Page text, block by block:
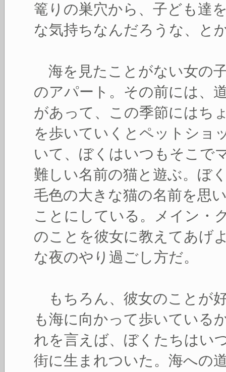
篭りの巣穴から、子ども達
な気持ちなんだろうな、と
海を見たことがない女の
のアパート。その前には、
があって、この季節にはち
を歩いていくとペットショ
いて、ぼくはいつもそこで
難しい名前の猫と遊ぶ。ぼ
毛色の大きな猫の名前を思
ことにしている。メイン・
のことを彼女に教えてあげ
な夜のやり過ごし方だ。
もちろん、彼女のことが
も海に向かって歩いている
れを言えば、ぼくたちはい
街に生まれついた。海への